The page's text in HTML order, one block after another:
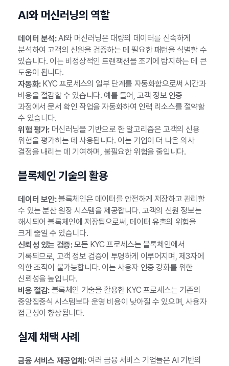
AI와 머신러닝의 역할
데이터 분석:AI와 머신러닝은 대량의 데이터를 신속하게
분석하여 고객의 신원을 검증하는 데 필요한 패턴을 식별할 수
있습니다. 이는 비정상적인 트랜잭션을 조기에 탐지하는 데 큰
도움이 됩니다.
자동화:KYC 프로세스의 일부 단계를 자동화함으로써 시간과
비용을 절감할 수 있습니다. 예를 들어, 고객 정보 인증
과정에서 문서 확인 작업을 자동화하여 인력 리소스를 절약할
수 있습니다.
위험 평가:머신러닝을 기반으로 한 알고리즘은 고객의 신용
위험을 평가하는 데 사용됩니다. 이는 기업이 더 나은 의사
결정을 내리는 데 기여하며, 불필요한 위험을 줄입니다.
블록체인 기술의 활용
데이터 보안:블록체인은 데이터를 안전하게 저장하고 관리할
수 있는 분산 원장 시스템을 제공합니다. 고객의 신원 정보는
해시되어 블록체인에 저장됨으로써, 데이터 유출의 위험을
크게 줄일 수 있습니다.
신뢰성 있는 검증:모든 KYC 프로세스는 블록체인에서
기록되므로, 고객 정보 검증이 투명하게 이루어지며, 제3자에
의한 조작이 불가능합니다. 이는 사용자 인증 강화를 위한
신뢰성을 높입니다.
비용 절감:블록체인 기술을 활용한 KYC 프로세스는 기존의
중앙집중식 시스템보다 운영 비용이 낮아질 수 있으며, 사용자
접근성이 향상됩니다.
실제 채택 사례
금융 서비스 제공업체:여러 금융 서비스 기업들은 AI 기반의